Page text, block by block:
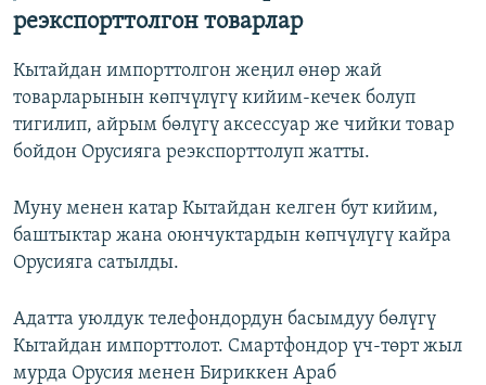
реэкспорттолгон товарлар
Кытайдан импорттолгон жеңил өнөр жай
товарларынын көпчүлүгү кийим-кечек болуп
тигилип, айрым бөлүгү аксессуар же чийки товар
бойдон Орусияга реэкспорттолуп жатты.
Муну менен катар Кытайдан келген бут кийим,
баштыктар жана оюнчуктардын көпчүлүгү кайра
Орусияга сатылды.
Адатта уюлдук телефондордун басымдуу бөлүгү
Кытайдан импорттолот. Смартфондор үч-төрт жыл
мурда Орусия менен Бириккен Араб